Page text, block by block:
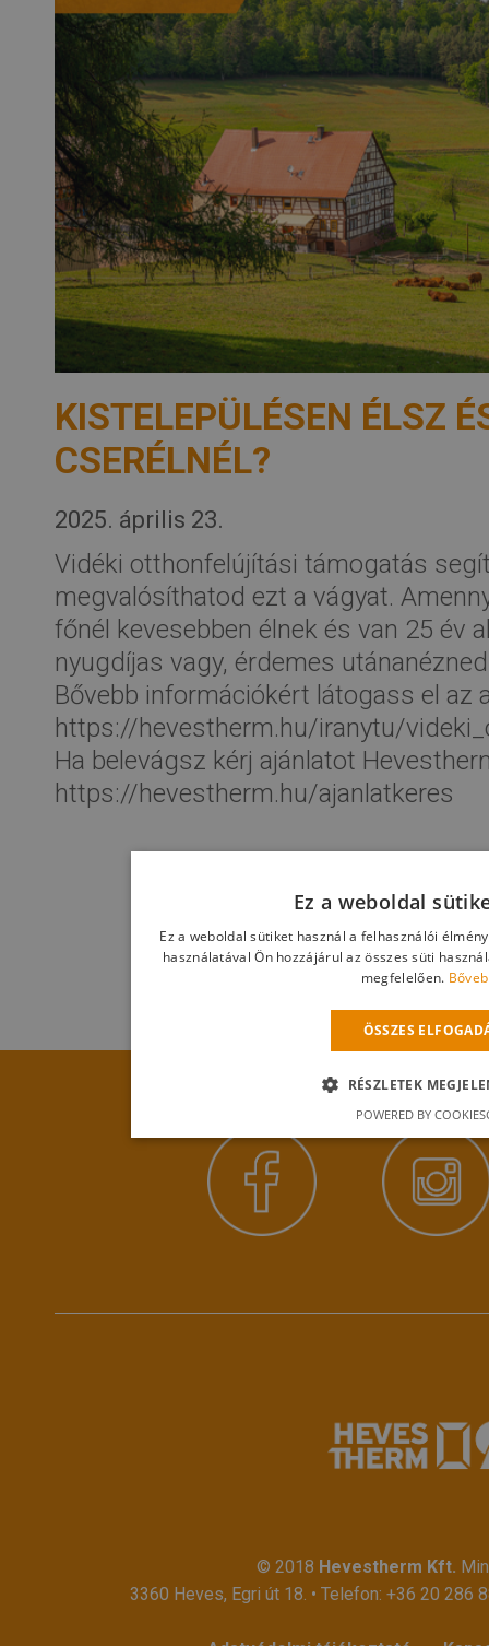
KISTELEPÜLÉSEN ÉLSZ
CSERÉLNÉL?
2025. április 23.
Vidéki otthonfelújítási támogatás
megvalósíthatod ezt a vágyat.
főnél kevesebben élnek és van 25 év
nyugdíjas vagy, érdemes
Bővebb információkért látogass el az
https://hevestherm.hu/iranytu/
Ha belevágsz kérj ajánlatot
https://hevestherm.hu/ajanlatkeres
© 2018 Hevestherm Kft.
3360 Heves, Egri út 18. • Telefon: +36 20 286
Ez a weboldal
Ez a weboldal sütiket használ a felhasználói
használatával Ön hozzájárul az összes süti
megfelelően.
ÖSSZES
RÉSZLETEK
POWERED BY